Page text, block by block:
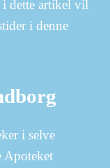
dette artikel vil
i denne
i selve
Apoteket